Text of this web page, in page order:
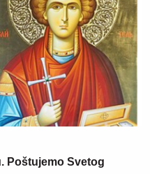
Poštujemo Svetog